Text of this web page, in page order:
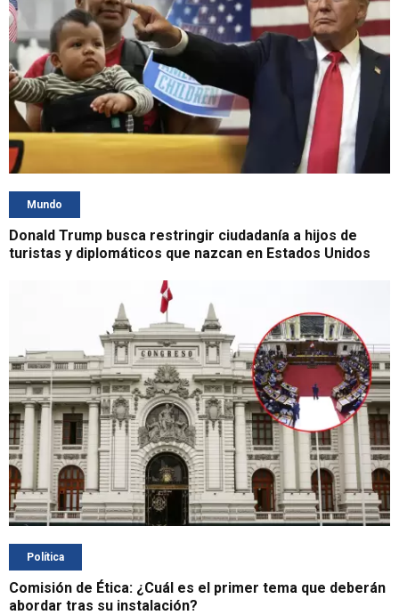
Mundo
Donald Trump busca restringir ciudadanía a hijos de
turistas y diplomáticos que nazcan en Estados Unidos
Política
Comisión de Ética: ¿Cuál es el primer tema que deberán
abordar tras su instalación?